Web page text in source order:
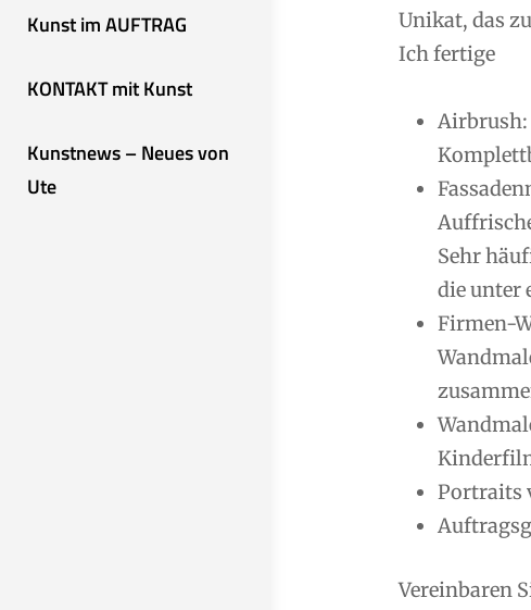
Kunst im AUFTRAG
KONTAKT mit Kunst
Kunstnews – Neues von
Ute
Unikat, das
Ich fertige
Airbrush:
Sehr
die unter
Firmen-
Portraits
Vereinbaren